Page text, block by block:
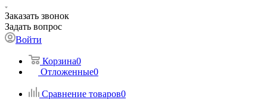
Заказать звонок
Задать вопрос
Войти
Корзина0
Отложенные0
Сравнение товаров0